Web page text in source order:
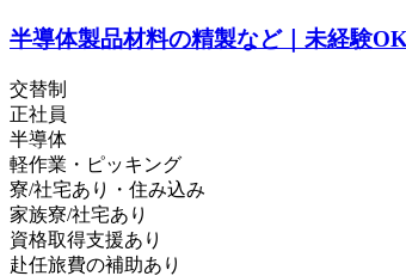
半導体製品材料の精製など｜未経験
交替制
正社員
半導体
軽作業・ピッキング
寮/社宅あり・住み込み
家族寮/社宅あり
資格取得支援あり
赴任旅費の補助あり